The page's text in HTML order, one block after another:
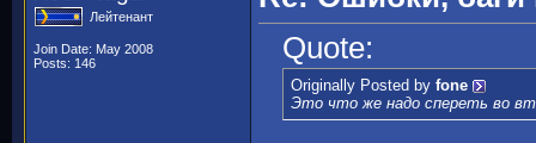
Лейтенант
Join Date: May 2008
Posts: 146
Quote:
Originally Posted by fone
Это что же надо спереть во